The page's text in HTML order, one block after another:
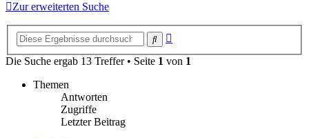
Zur erweiterten Suche
Suche
Die Suche ergab 13 Treffer • Seite 1 von 1
Themen
Antworten
Zugriffe
Letzter Beitrag